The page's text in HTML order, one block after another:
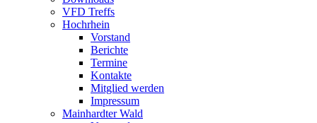
VFD Treffs
Hochrhein
Vorstand
Berichte
Termine
Kontakte
Mitglied werden
Impressum
Mainhardter Wald